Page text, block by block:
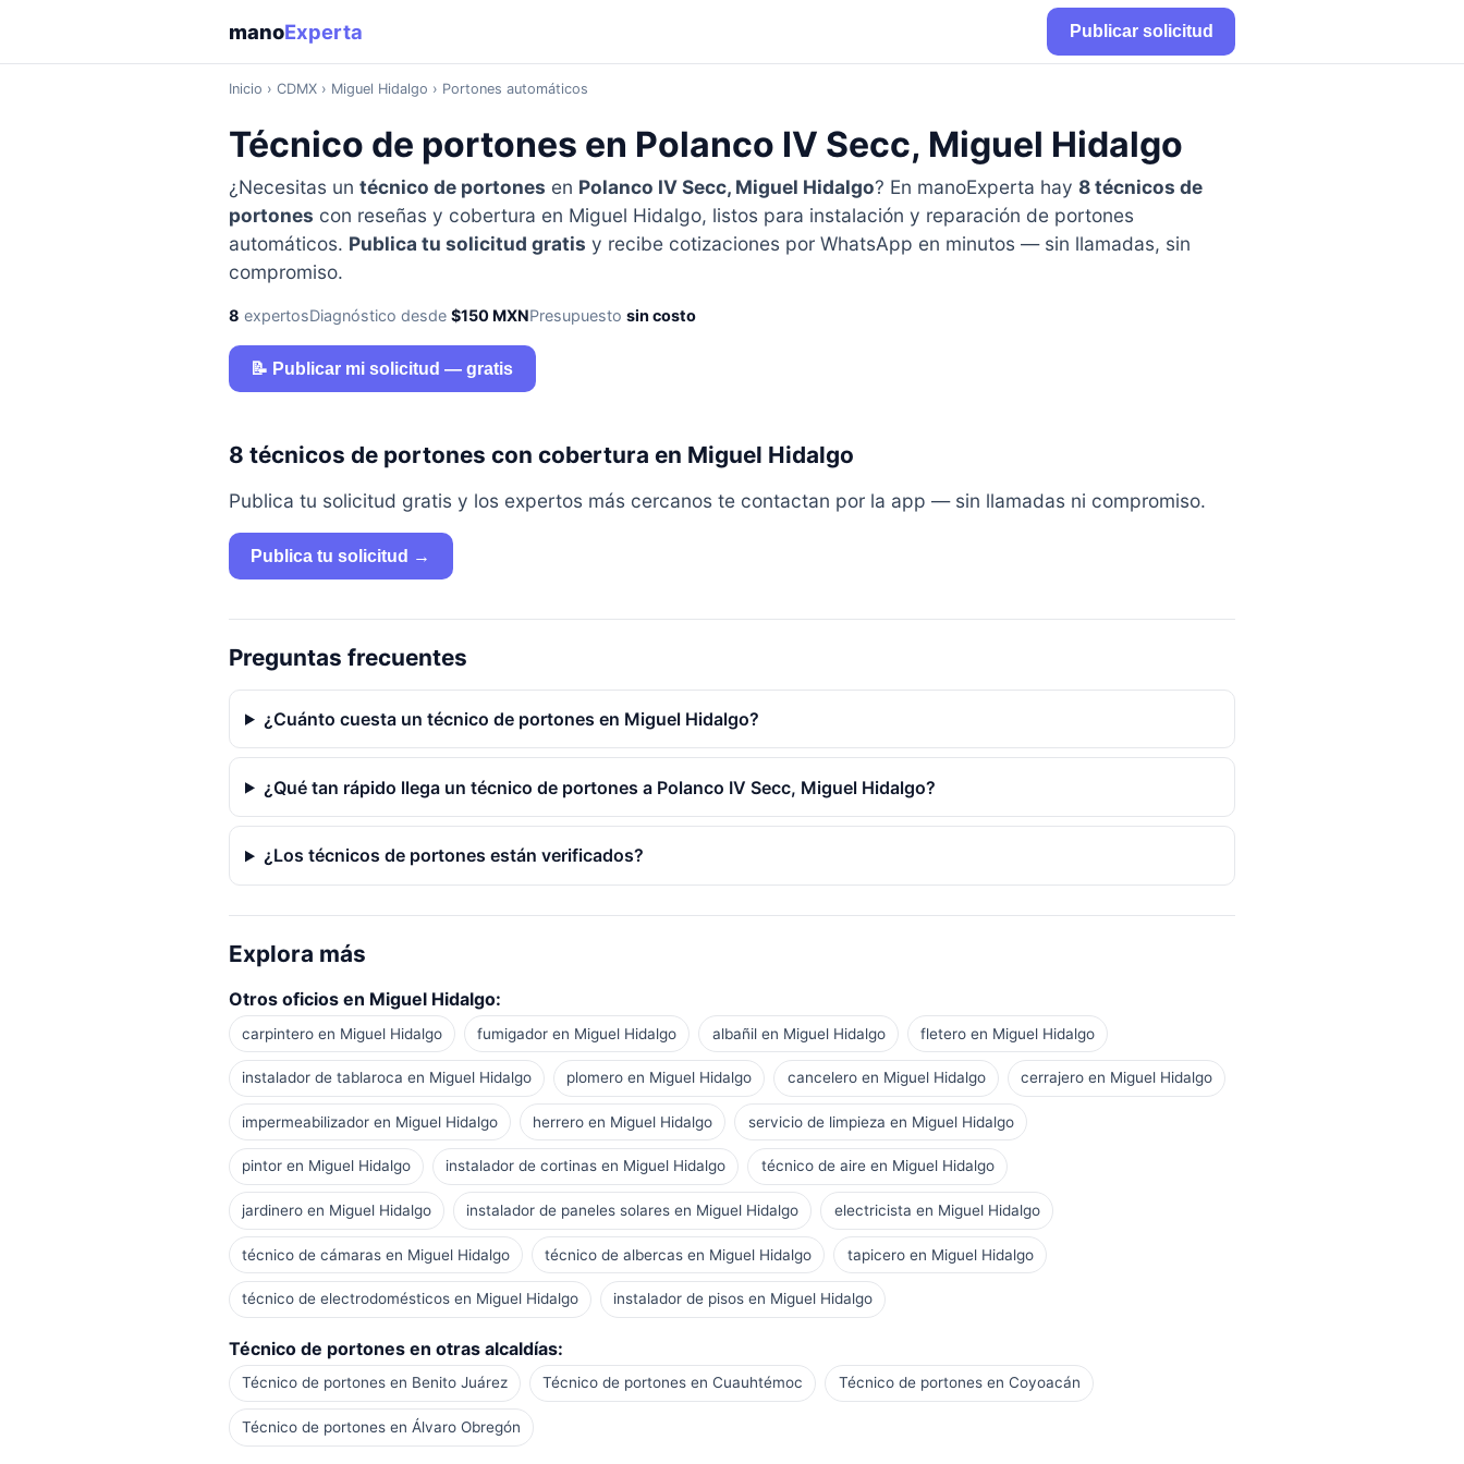
manoExperta Publicar solicitud
Inicio › CDMX› Miguel Hidalgo › Portones automáticos
Técnico de portones en Polanco IV Secc, Miguel Hidalgo
¿Necesitas un técnico de portones en Polanco IV Secc, Miguel Hidalgo? En manoExperta hay 8 técnicos de
portones con reseñas y cobertura en Miguel Hidalgo, listos para instalación y reparación de portones
automáticos. Publica tu solicitud gratis y recibe cotizaciones por WhatsApp en minutos — sin llamadas, sin
compromiso.
8 expertosDiagnóstico desde $150 MXNPresupuesto sin costo
📝 Publicar mi solicitud — gratis
8 técnicos de portones con cobertura en Miguel Hidalgo
Publica tu solicitud gratis y los expertos más cercanos te contactan por la app — sin llamadas ni compromiso.
Publica tu solicitud →
Preguntas frecuentes
¿Cuánto cuesta un técnico de portones en Miguel Hidalgo?
¿Qué tan rápido llega un técnico de portones a Polanco IV Secc, Miguel Hidalgo?
¿Los técnicos de portones están verificados?
Explora más
Otros oficios en Miguel Hidalgo:
carpintero en Miguel Hidalgo fumigador en Miguel Hidalgo albañil en Miguel Hidalgo fletero en Miguel Hidalgo
instalador de tablaroca en Miguel Hidalgo plomero en Miguel Hidalgo cancelero en Miguel Hidalgo cerrajero en Miguel Hidalgo
impermeabilizador en Miguel Hidalgo herrero en Miguel Hidalgo servicio de limpieza en Miguel Hidalgo
pintor en Miguel Hidalgo instalador de cortinas en Miguel Hidalgo técnico de aire en Miguel Hidalgo
jardinero en Miguel Hidalgo instalador de paneles solares en Miguel Hidalgo electricista en Miguel Hidalgo
técnico de cámaras en Miguel Hidalgo técnico de albercas en Miguel Hidalgo tapicero en Miguel Hidalgo
técnico de electrodomésticos en Miguel Hidalgo instalador de pisos en Miguel Hidalgo
Técnico de portones en otras alcaldías:
Técnico de portones en Benito Juárez Técnico de portones en Cuauhtémoc Técnico de portones en Coyoacán
Técnico de portones en Álvaro Obregón